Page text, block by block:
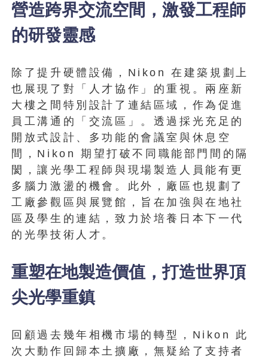
營造跨界交流空間，激發工程師
的研發靈感
除了提升硬體設備，Nikon 在建築規劃上
也展現了對「人才協作」的重視。兩座新
大樓之間特別設計了連結區域，作為促進
員工溝通的「交流區」。透過採光充足的
開放式設計、多功能的會議室與休息空
間，Nikon 期望打破不同職能部門間的隔
閡，讓光學工程師與現場製造人員能有更
多腦力激盪的機會。此外，廠區也規劃了
工廠參觀區與展覽館，旨在加強與在地社
區及學生的連結，致力於培養日本下一代
的光學技術人才。
重塑在地製造價值，打造世界頂
尖光學重鎮
回顧過去幾年相機市場的轉型，Nikon 此
次大動作回歸本土擴廠，無疑給了支持者